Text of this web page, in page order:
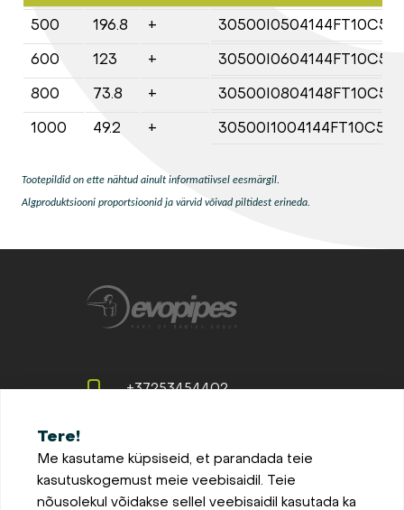
500
196.8 +
30500I0504144FT10C5
600
123 +
30500I0604144FT10C5
800
73.8 +
30500I0804148FT10C5
1000
49.2 + 30500I1004144FT10C5
Tootepildid on ette nähtud ainult informatiivsel eesmärgil.
Algproduktsiooni proportsioonid ja värvid võivad piltidest erineda.
Tere!
Me kasutame küpsiseid, et parandada teie
kasutuskogemust meie veebisaidil. Teie
nõusolekul võidakse sellel veebisaidil kasutada ka
+37253454402
Vana-Tartu mnt 79a - 414,
Peetri, 75312 Estonia